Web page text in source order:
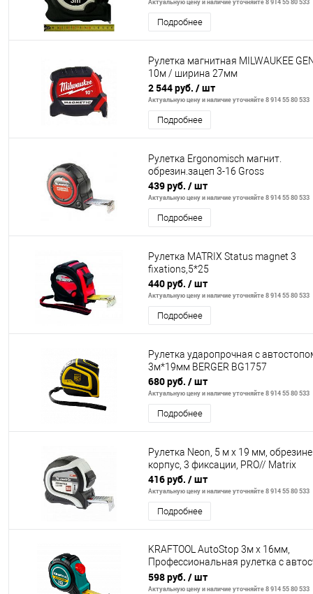
Подробнее
Рулетка магнитная MILWAUKEE
10м / ширина 27мм
2 544 руб. / шт
Актуальную цену и наличие уточняйте 8 914 55 80 533
Подробнее
Рулетка Ergonomisch магнит.
обрезин.зацеп 3-16 Gross
439 руб. / шт
Актуальную цену и наличие уточняйте 8 914 55 80 533
Подробнее
Рулетка MATRIX Status magnet 3
fixations,5*25
440 руб. / шт
Актуальную цену и наличие уточняйте 8 914 55 80 533
Подробнее
Рулетка ударопрочная с
3м*19мм BERGER BG1757
680 руб. / шт
Актуальную цену и наличие уточняйте 8 914 55 80 533
Подробнее
Рулетка Neon, 5 м x 19 мм,
корпус, 3 фиксации, PRO// Matrix
416 руб. / шт
Актуальную цену и наличие уточняйте 8 914 55 80 533
Подробнее
KRAFTOOL AutoStop 3м х 16мм,
Профессиональная рулетка с
(3412-3-16)
598 руб. / шт
Актуальную цену и наличие уточняйте 8 914 55 80 533